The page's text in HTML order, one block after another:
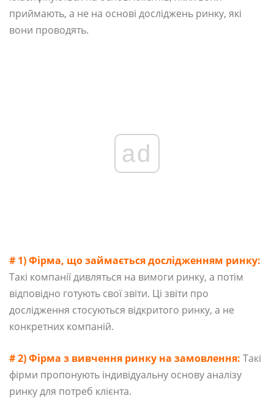
приймають, а не на основі досліджень ринку, які
вони проводять.
ad
# 1) Фірма, що займається дослідженням ринку:
Такі компанії дивляться на вимоги ринку, а потім
відповідно готують свої звіти. Ці звіти про
дослідження стосуються відкритого ринку, а не
конкретних компаній.
# 2) Фірма з вивчення ринку на замовлення: Такі
фірми пропонують індивідуальну основу аналізу
ринку для потреб клієнта.